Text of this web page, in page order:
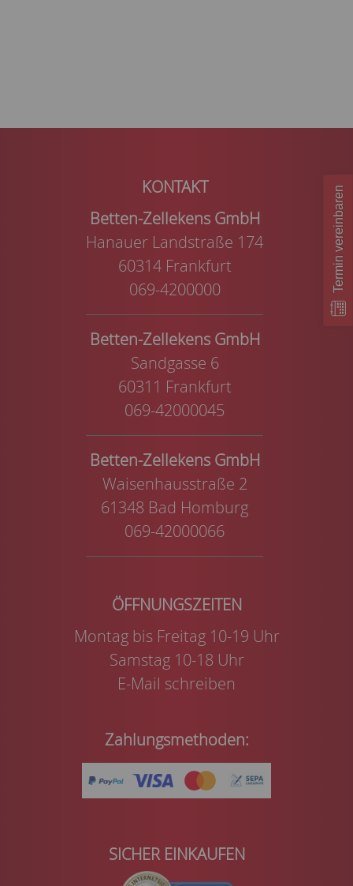
Betten-Zellekens GmbH
Hanauer Landstraße 174
60314 Frankfurt
069-4200000
Betten-Zellekens GmbH
Sandgasse 6
60311 Frankfurt
069-42000045
Betten-Zellekens GmbH
Waisenhausstraße 2
61348 Bad Homburg
069-42000066
Montag bis Freitag 10-19 Uhr
Samstag 10-18 Uhr
E-Mail schreiben
Zahlungsmethoden:
SICHER EINKAUFEN
Termin vereinbaren